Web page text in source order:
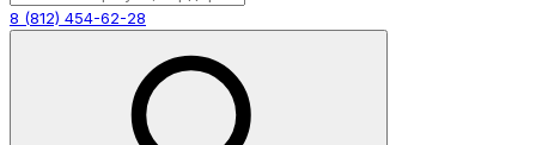
8 (812) 454-62-28